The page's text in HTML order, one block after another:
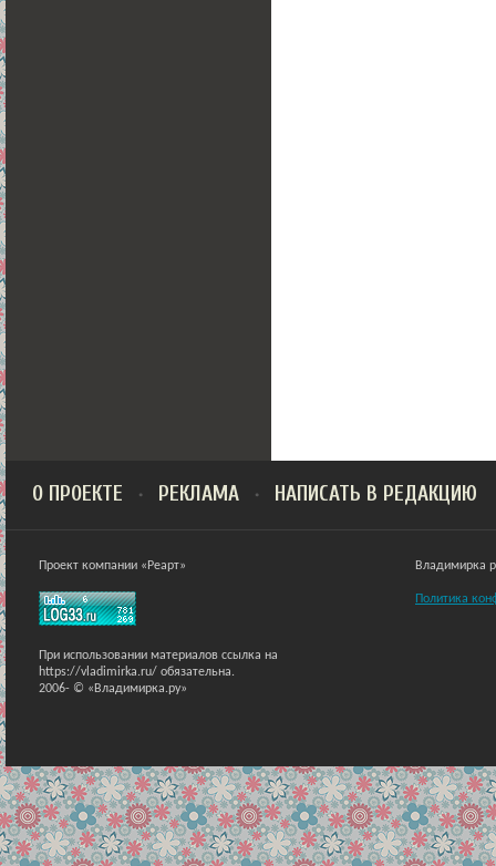
О ПРОЕКТЕ РЕКЛАМА НАПИСАТЬ В РЕДАКЦИЮ
Проект компании «Реарт»
При использовании материалов ссылка на
https://vladimirka.ru/ обязательна.
2006- © «Владимирка.ру»
Владимирка
Политика